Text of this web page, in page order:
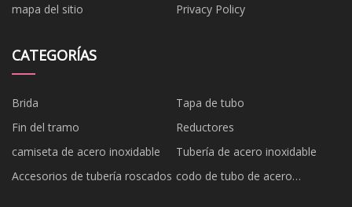
mapa del sitio
Privacy Policy
CATEGORÍAS
Brida
Tapa de tubo
Fin del tramo
Reductores
camiseta de acero inoxidable
Tubería de acero inoxidable
Accesorios de tubería roscados codo de tubo de acero